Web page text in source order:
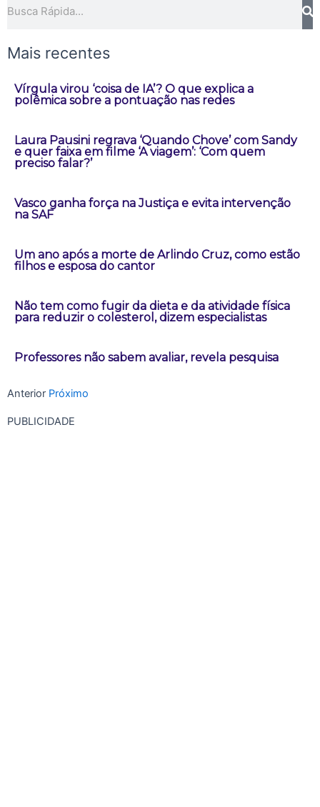
Mais recentes
Vírgula virou ‘coisa de IA’? O que explica a
polêmica sobre a pontuação nas redes
Laura Pausini regrava ‘Quando Chove’ com Sandy
e quer faixa em filme ‘A viagem’: ‘Com quem
preciso falar?’
Vasco ganha força na Justiça e evita intervenção
na SAF
Um ano após a morte de Arlindo Cruz, como estão
filhos e esposa do cantor
Não tem como fugir da dieta e da atividade física
para reduzir o colesterol, dizem especialistas
Professores não sabem avaliar, revela pesquisa
Anterior Próximo
PUBLICIDADE